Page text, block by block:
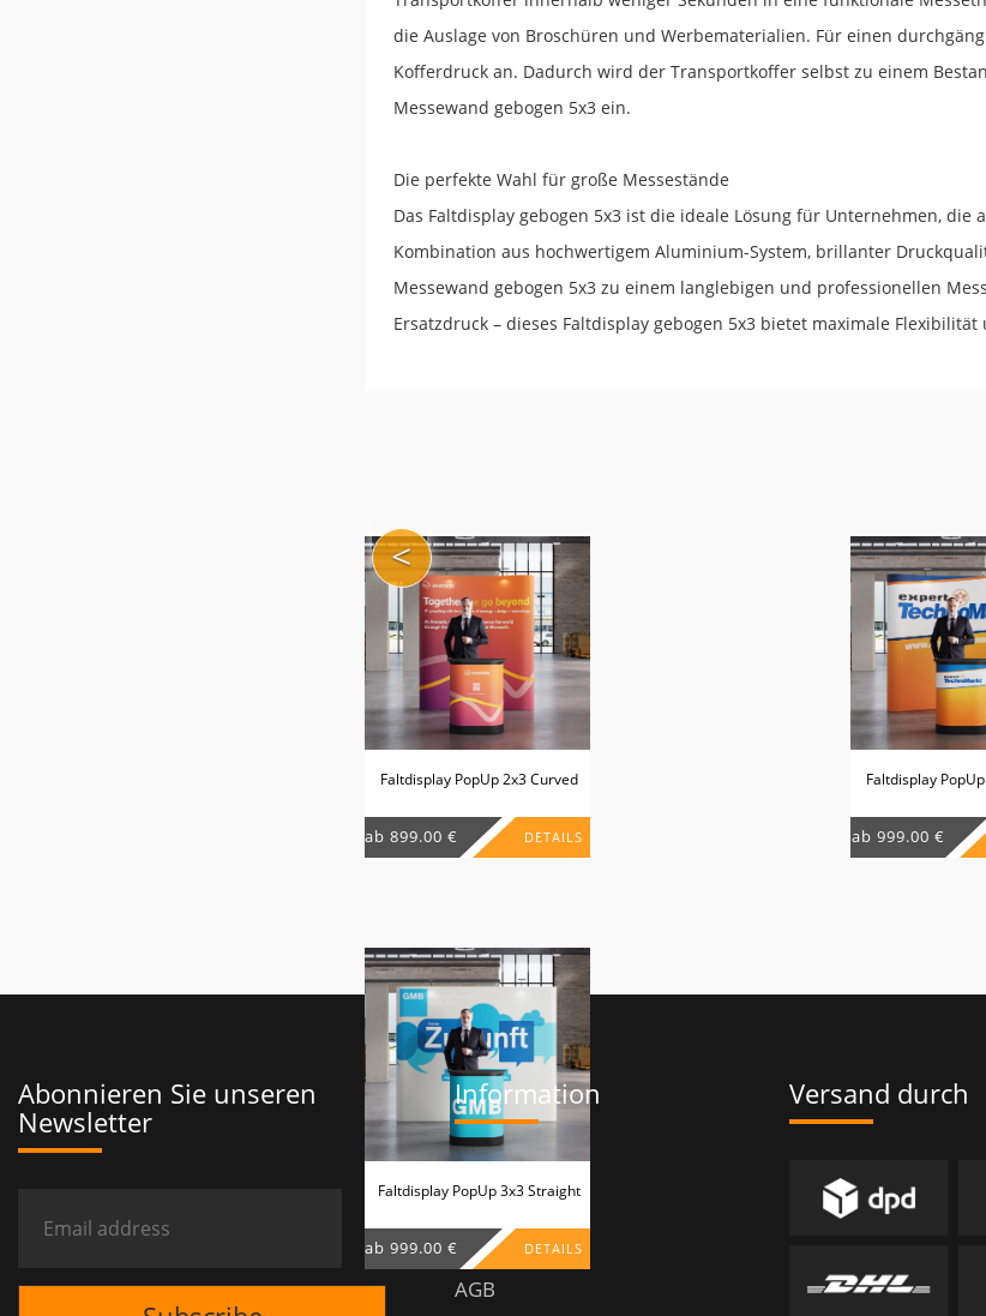
die Auslage von Broschüren und Werbematerialien. Für einen
Kofferdruck an. Dadurch wird der Transportkoffer selbst zu einem
Messewand gebogen 5x3 ein.
Die perfekte Wahl für große Messestände
Das Faltdisplay gebogen 5x3 ist die ideale Lösung für Unternehmen,
Kombination aus hochwertigem Aluminium-System, brillanter
Messewand gebogen 5x3 zu einem langlebigen und professionellen
Ersatzdruck – dieses Faltdisplay gebogen 5x3 bietet maximale
<
Faltdisplay PopUp 2x3 Curved
ab 899.00 € DETAILS
Faltdisplay
ab 999.00 €
Faltdisplay PopUp 3x3 Straight
ab 999.00 € DETAILS
Abonnieren Sie unseren
Newsletter
Information
Impressum
Datenschutz
AGB
Versand durch